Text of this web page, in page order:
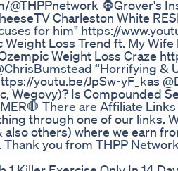
@THPPnetwork 🦍Grover's
Charleston White
for him" https://
Weight Loss Trend ft. My
Weight Loss Craze
“Horrifying
youtu.be/JpSw-yF_kas
Wegovy)? Is Compounded
There are Affiliate
through one of our links.
also others) where we earn
you from THPP